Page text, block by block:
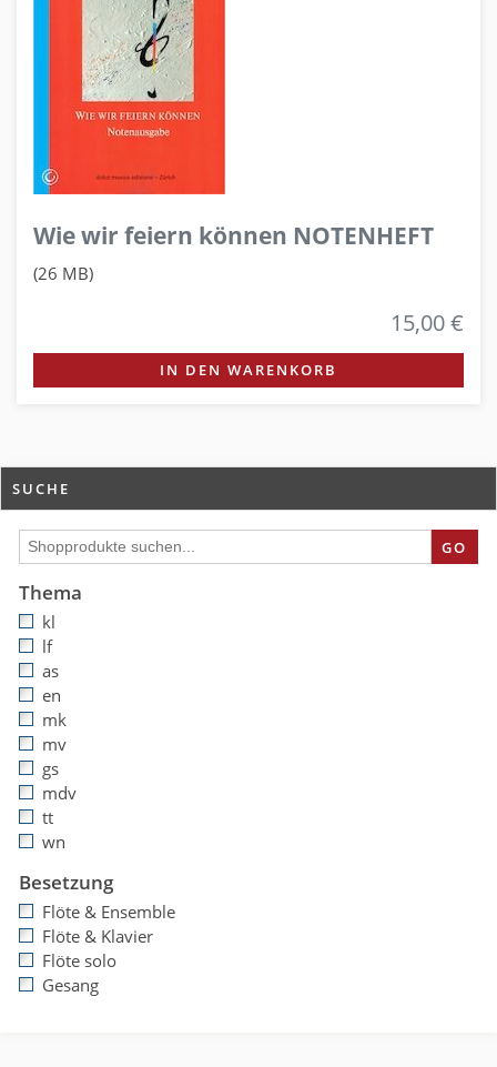
Wie wir feiern können NOTENHEFT
(26 MB)
15,00 €
IN DEN WARENKORB
SUCHE
GO
Thema
kl
lf
as
en
mk
mv
gs
mdv
tt
wn
Besetzung
Flöte & Ensemble
Flöte & Klavier
Flöte solo
Gesang